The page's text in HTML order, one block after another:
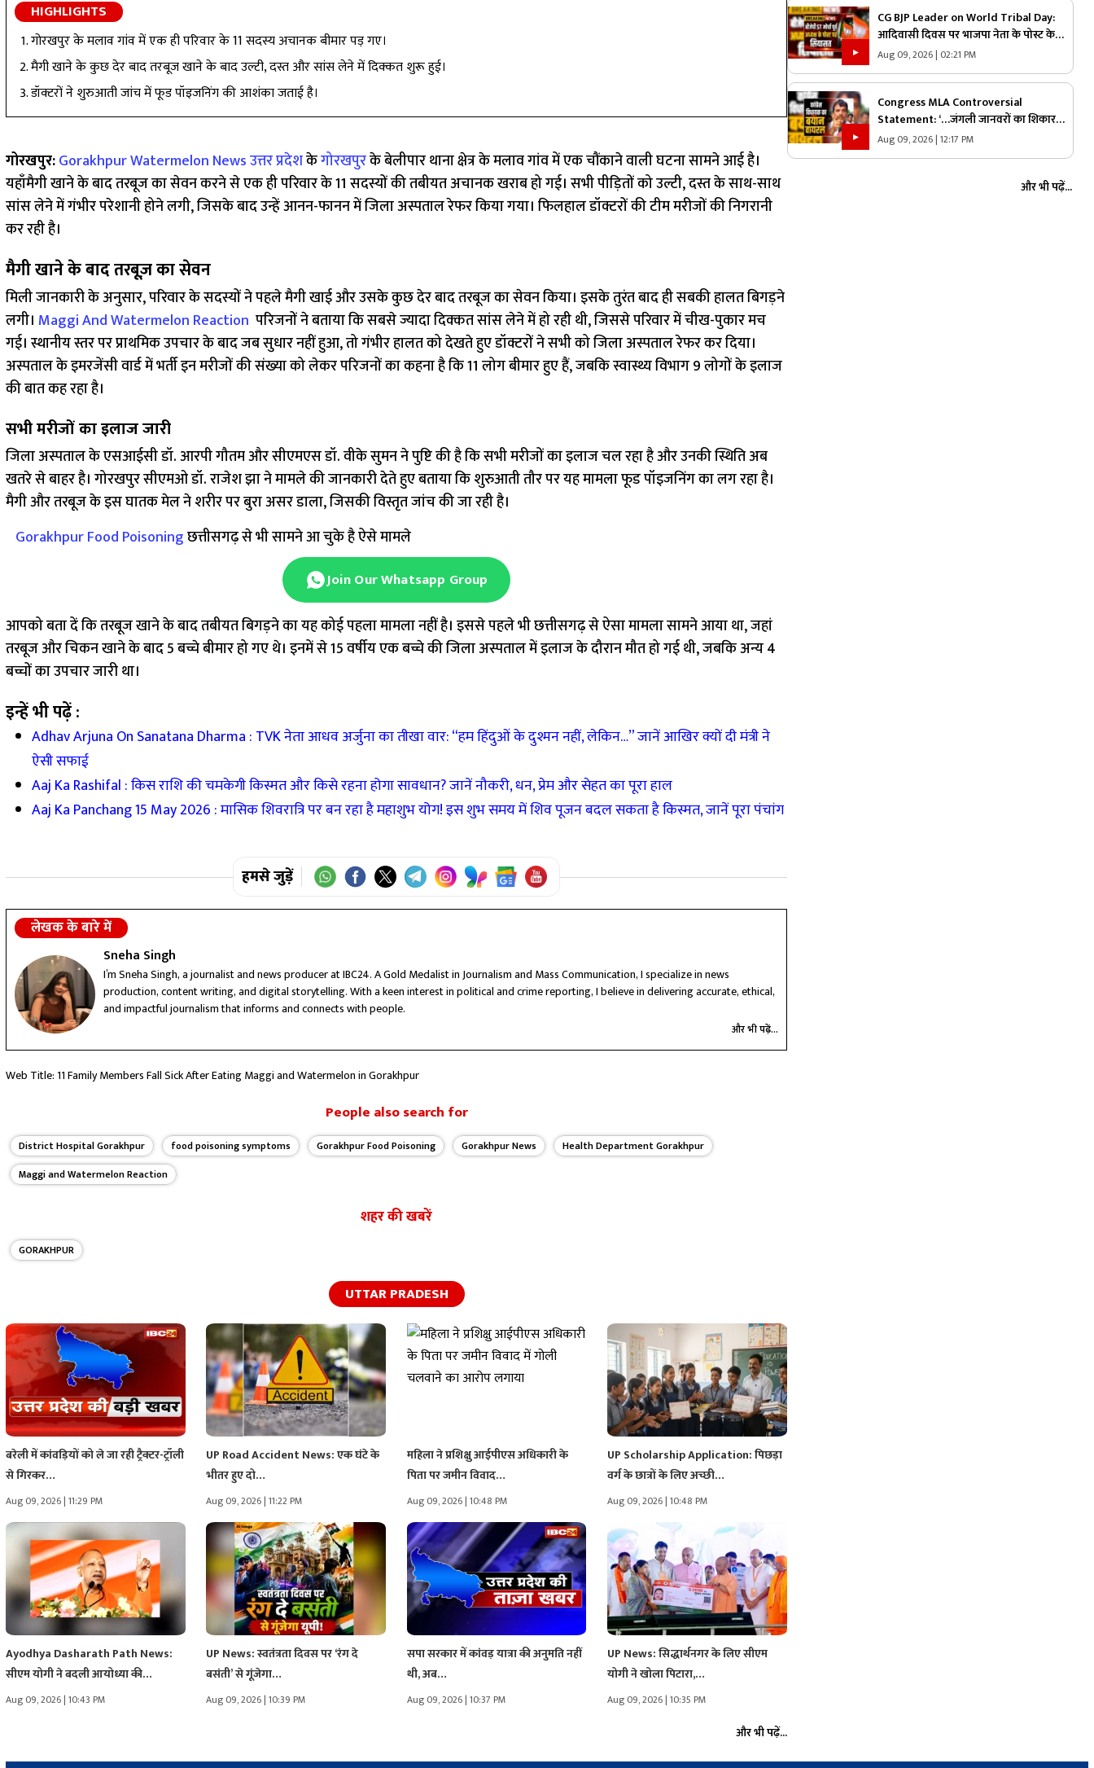
HIGHLIGHTS
गोरखपुर के मलाव गांव में एक ही परिवार के 11 सदस्य अचानक बीमार पड़ गए।
मैगी खाने के कुछ देर बाद तरबूज खाने के बाद उल्टी, दस्त और सांस लेने में दिक्कत शुरू हुई।
डॉक्टरों ने शुरुआती जांच में फूड पॉइजनिंग की आशंका जताई है।
गोरखपुर:Gorakhpur Watermelon Newsउत्तर प्रदेशकेगोरखपुरके बेलीपार थाना क्षेत्र के मलाव गांव में एक चौंकाने वाली घटना सामने आई है।
यहाँमैगी खाने के बाद तरबूज का सेवन करने से एक ही परिवार के 11 सदस्यों की तबीयत अचानक खराब हो गई। सभी पीड़ितों को उल्टी, दस्त के साथ-साथ
सांस लेने में गंभीर परेशानी होने लगी, जिसके बाद उन्हें आनन-फानन में जिला अस्पताल रेफर किया गया। फिलहाल डॉक्टरों की टीम मरीजों की निगरानी
कर रही है।
मैगी खाने के बाद तरबूज़ का सेवन
मिली जानकारी के अनुसार, परिवार के सदस्यों ने पहले मैगी खाई और उसके कुछ देर बाद तरबूज का सेवन किया। इसके तुरंत बाद ही सबकी हालत बिगड़ने
लगी। Maggi And Watermelon Reaction परिजनों ने बताया कि सबसे ज्यादा दिक्कत सांस लेने में हो रही थी, जिससे परिवार में चीख-पुकार मच
गई। स्थानीय स्तर पर प्राथमिक उपचार के बाद जब सुधार नहीं हुआ, तो गंभीर हालत को देखते हुए डॉक्टरों ने सभी को जिला अस्पताल रेफर कर दिया।
अस्पताल के इमरजेंसी वार्ड में भर्ती इन मरीजों की संख्या को लेकर परिजनों का कहना है कि 11 लोग बीमार हुए हैं, जबकि स्वास्थ्य विभाग 9 लोगों के इलाज
की बात कह रहा है।
सभी मरीजों का इलाज जारी
जिला अस्पताल के एसआईसी डॉ. आरपी गौतम और सीएमएस डॉ. वीके सुमन ने पुष्टि की है कि सभी मरीजों का इलाज चल रहा है और उनकी स्थिति अब
खतरे से बाहर है। गोरखपुर सीएमओ डॉ. राजेश झा ने मामले की जानकारी देते हुए बताया कि शुरुआती तौर पर यह मामला फूड पॉइजनिंग का लग रहा है।
मैगी और तरबूज के इस घातक मेल ने शरीर पर बुरा असर डाला, जिसकी विस्तृत जांच की जा रही है।
Gorakhpur Food Poisoningछत्तीसगढ़ से भी सामने आ चुके है ऐसे मामले
Join Our Whatsapp Group
आपको बता दें कि तरबूज खाने के बाद तबीयत बिगड़ने का यह कोई पहला मामला नहीं है। इससे पहले भी छत्तीसगढ़ से ऐसा मामला सामने आया था, जहां
तरबूज और चिकन खाने के बाद 5 बच्चे बीमार हो गए थे। इनमें से 15 वर्षीय एक बच्चे की जिला अस्पताल में इलाज के दौरान मौत हो गई थी, जबकि अन्य 4
बच्चों का उपचार जारी था।
इन्हें भी पढ़ें :
Adhav Arjuna On Sanatana Dharma : TVK नेता आधव अर्जुना का तीखा वार: “हम हिंदुओं के दुश्मन नहीं, लेकिन…” जानें आखिर क्यों दी मंत्री ने
ऐसी सफाई
Aaj Ka Rashifal : किस राशि की चमकेगी किस्मत और किसे रहना होगा सावधान? जानें नौकरी, धन, प्रेम और सेहत का पूरा हाल
Aaj Ka Panchang 15 May 2026 : मासिक शिवरात्रि पर बन रहा है महाशुभ योग! इस शुभ समय में शिव पूजन बदल सकता है किस्मत, जानें पूरा पंचांग
हमसे जुड़ें
लेखक के बारे में
Sneha Singh
I’m Sneha Singh, a journalist and news producer at IBC24. A Gold Medalist in Journalism and Mass Communication, I specialize in news
production, content writing, and digital storytelling. With a keen interest in political and crime reporting, I believe in delivering accurate, ethical,
and impactful journalism that informs and connects with people.
और भी पढ़ें...
Web Title: 11 Family Members Fall Sick After Eating Maggi and Watermelon in Gorakhpur
People also search for
District Hospital Gorakhpur food poisoning symptoms Gorakhpur Food Poisoning Gorakhpur News
Health Department Gorakhpur
Maggi and Watermelon Reaction
शहर की खबरें
GORAKHPUR
UTTAR PRADESH
बरेली में कांवड़ियों को ले जा रही ट्रैक्टर-ट्रॉली
से गिरकर…
Aug 09, 2026 | 11:29 PM
UP Road Accident News: एक घंटे के
भीतर हुए दो…
Aug 09, 2026 | 11:22 PM
महिला ने प्रशिक्षु आईपीएस अधिकारी के
पिता पर जमीन विवाद…
Aug 09, 2026 | 10:48 PM
UP Scholarship Application: पिछड़ा
वर्ग के छात्रों के लिए अच्छी…
Aug 09, 2026 | 10:48 PM
Ayodhya Dasharath Path News:
सीएम योगी ने बदली आयोध्या की…
Aug 09, 2026 | 10:43 PM
UP News: स्वतंत्रता दिवस पर ‘रंग दे
बसंती’ से गूंजेगा…
Aug 09, 2026 | 10:39 PM
सपा सरकार में कांवड़ यात्रा की अनुमति नहीं
थी, अब…
Aug 09, 2026 | 10:37 PM
UP News: सिद्धार्थनगर के लिए सीएम
योगी ने खोला पिटारा,…
Aug 09, 2026 | 10:35 PM
और भी पढ़ें...
CG BJP Leader on World Tribal Day:
आदिवासी दिवस पर भाजपा नेता के पोस्ट के
बाद सियासी गलियारों में मचा बवाल, जानिए
ऐसा क्या कह दिया कि भड़के विपक्षी नेता
Aug 09, 2026 | 02:21 PM
Congress MLA Controversial
Statement: ‘…जंगली जानवरों का शिकार
करेंगे…मैं सबसे आगे रहूंगा’ कांग्रेस विधायक ने
दिया विवादित बयान, वायरल हो रहा वीडियो
Aug 09, 2026 | 12:17 PM
और भी पढ़ें...